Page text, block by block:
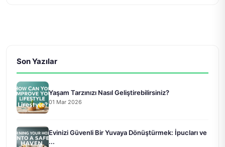
Son Yazılar
Yaşam Tarzınızı Nasıl Geliştirebilirsiniz?
01 Mar 2026
Evinizi Güvenli Bir Yuvaya Dönüştürmek: İpucları ve
...